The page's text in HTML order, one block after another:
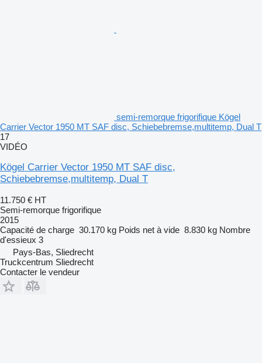
semi-remorque frigorifique Kögel
Carrier Vector 1950 MT SAF disc, Schiebebremse,multitemp, Dual T
17
VIDÉO
Kögel Carrier Vector 1950 MT SAF disc,
Schiebebremse,multitemp, Dual T
11.750 € HT
Semi-remorque frigorifique
2015
Capacité de charge 30.170 kg Poids net à vide 8.830 kg Nombre
d'essieux 3
Pays-Bas, Sliedrecht
Truckcentrum Sliedrecht
Contacter le vendeur